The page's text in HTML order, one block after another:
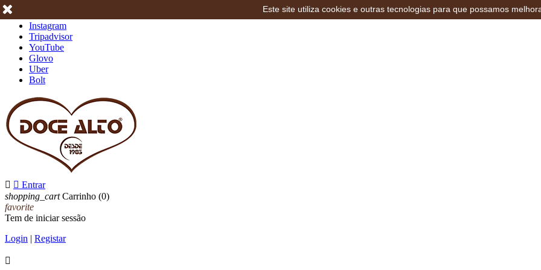
Instagram
Tripadvisor
YouTube
Glovo
Uber
Bolt
  Entrar
shopping_cart Carrinho (0)
favorite
Tem de iniciar sessão
Login | Registar

Este site utiliza cookies e outras tecnologias para que possamos